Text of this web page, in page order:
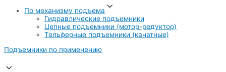
По механизму подъема
Гидравлические подъемники
Цепные подъемники (мотор-редуктор)
Тельферные подъемники (канатные)
Подъемники по применению